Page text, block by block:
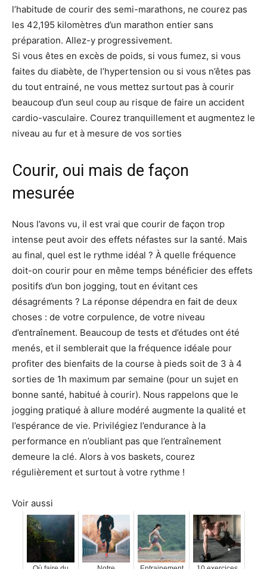
l’habitude de courir des semi-marathons, ne courez pas
les 42,195 kilomètres d’un marathon entier sans
préparation. Allez-y progressivement.
Si vous êtes en excès de poids, si vous fumez, si vous
faites du diabète, de l’hypertension ou si vous n’êtes pas
du tout entrainé, ne vous mettez surtout pas à courir
beaucoup d’un seul coup au risque de faire un accident
cardio-vasculaire. Courez tranquillement et augmentez le
niveau au fur et à mesure de vos sorties
Courir, oui mais de façon
mesurée
Nous l’avons vu, il est vrai que courir de façon trop
intense peut avoir des effets néfastes sur la santé. Mais
au final, quel est le rythme idéal ? À quelle fréquence
doit-on courir pour en même temps bénéficier des effets
positifs d’un bon jogging, tout en évitant ces
désagréments ? La réponse dépendra en fait de deux
choses : de votre corpulence, de votre niveau
d’entraînement. Beaucoup de tests et d’études ont été
menés, et il semblerait que la fréquence idéale pour
profiter des bienfaits de la course à pieds soit de 3 à 4
sorties de 1h maximum par semaine (pour un sujet en
bonne santé, habitué à courir). Nous rappelons que le
jogging pratiqué à allure modéré augmente la qualité et
l’espérance de vie. Privilégiez l’endurance à la
performance en n’oubliant pas que l’entraînement
demeure la clé. Alors à vos baskets, courez
régulièrement et surtout à votre rythme !
Voir aussi